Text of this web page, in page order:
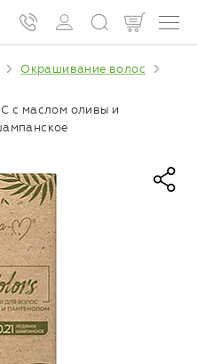
Окрашивание волос
маслом оливы и